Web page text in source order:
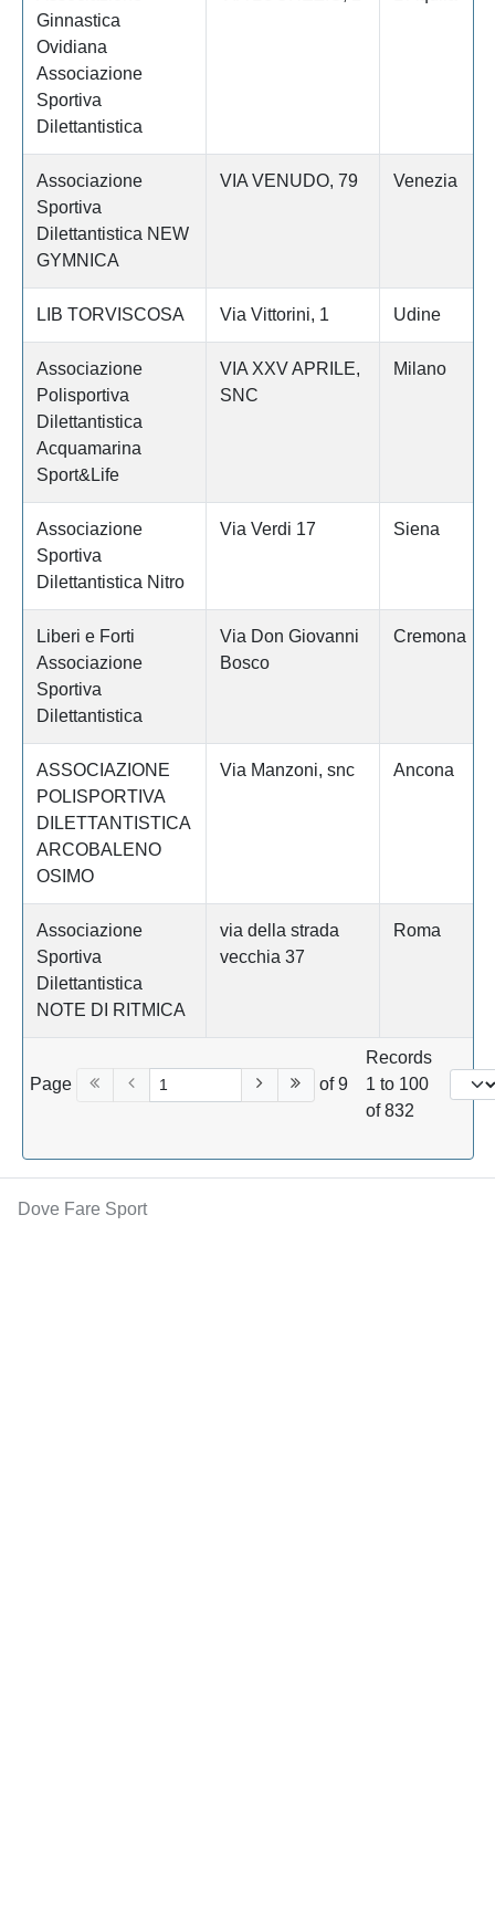
Ginnastica
Ovidiana
Associazione
Sportiva
Dilettantistica
Associazione
Sportiva
Dilettantistica NEW
GYMNICA
VIA VENUDO, 79 Venezia
LIB TORVISCOSA Via Vittorini, 1 Udine
Associazione
Polisportiva
Dilettantistica
Acquamarina
Sport&Life
VIA XXV APRILE,
SNC
Milano
Associazione
Sportiva
Dilettantistica Nitro
Via Verdi 17 Siena
Liberi e Forti
Associazione
Sportiva
Dilettantistica
Via Don Giovanni
Bosco
Cremona
ASSOCIAZIONE
POLISPORTIVA
DILETTANTISTICA
ARCOBALENO
OSIMO
Via Manzoni, snc Ancona
Associazione
Sportiva
Dilettantistica
NOTE DI RITMICA
via della strada
vecchia 37
Roma
Page of 9
Records
1 to 100
of 832
Dove Fare Sport